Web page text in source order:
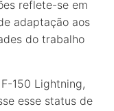
reflete-se em
adaptação aos
do trabalho
150 Lightning,
esse status de